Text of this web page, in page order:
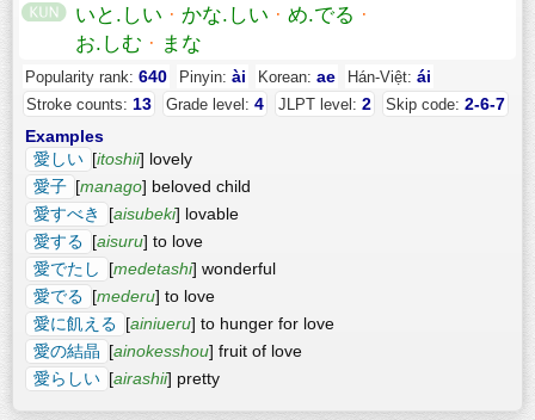
いと.しい · かな.しい · め.でる ·
お.しむ · まな
Popularity rank: 640 Pinyin: ài Korean: ae Hán-Việt: ái
Stroke counts: 13 Grade level: 4 JLPT level: 2 Skip code: 2-6-7
Examples
愛しい [itoshii] lovely
愛子 [manago] beloved child
愛すべき
[aisubeki] lovable
愛する [aisuru] to love
愛でたし
[medetashi] wonderful
愛でる [mederu] to love
愛に飢える [ainiueru] to hunger for love
愛の結晶 [ainokesshou] fruit of love
愛らしい [airashii] pretty